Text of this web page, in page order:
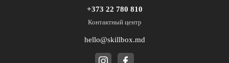
+373 22 780 810
Контактный центр
hello@skillbox.md